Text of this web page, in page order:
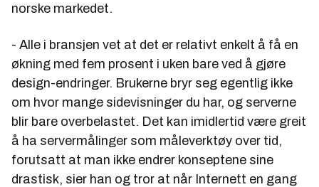
norske markedet.
- Alle i bransjen vet at det er relativt enkelt å få en
økning med fem prosent i uken bare ved å gjøre
design-endringer. Brukerne bryr seg egentlig ikke
om hvor mange sidevisninger du har, og serverne
blir bare overbelastet. Det kan imidlertid være greit
å ha servermålinger som måleverktøy over tid,
forutsatt at man ikke endrer konseptene sine
drastisk, sier han og tror at når Internett en gang